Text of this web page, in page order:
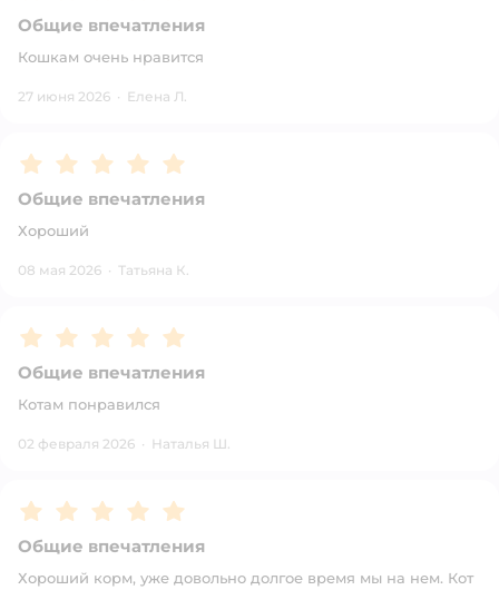
Общие впечатления
Кошкам очень нравится
27 июня 2026 · Елена Л.
Рейтинг:5
Общие впечатления
Хороший
08 мая 2026 · Татьяна К.
Рейтинг:5
Общие впечатления
Котам понравился
02 февраля 2026 · Наталья Ш.
Рейтинг:5
Общие впечатления
Хороший корм, уже довольно долгое время мы на нем. Кот